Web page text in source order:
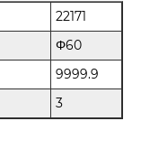
22171
Φ60
9999.9
3